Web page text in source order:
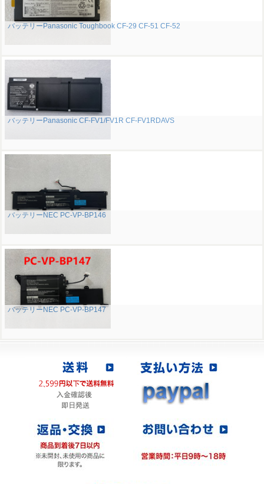
バッテリーPanasonic Toughbook CF-29 CF-51 CF-52
バッテリーPanasonic CF-FV1/FV1R CF-FV1RDAVS
バッテリーNEC PC-VP-BP146
バッテリーNEC PC-VP-BP147